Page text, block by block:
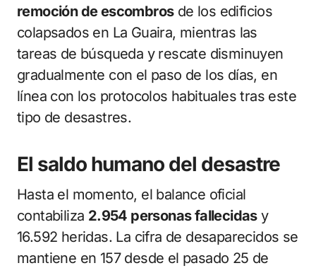
remoción de escombrosde los edificios
colapsados en La Guaira, mientras las
tareas de búsqueda y rescate disminuyen
gradualmente con el paso de los días, en
línea con los protocolos habituales tras este
tipo de desastres.
El saldo humano del desastre
Hasta el momento, el balance oficial
contabiliza 2.954 personas fallecidasy
16.592 heridas. La cifra de desaparecidos se
mantiene en 157 desde el pasado 25 de